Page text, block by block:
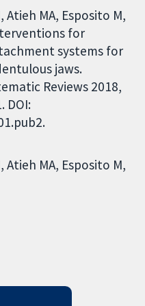
Atieh MA, Esposito M,
for
systems for
jaws.
Reviews 2018,
DOI:
Atieh MA Esposito M